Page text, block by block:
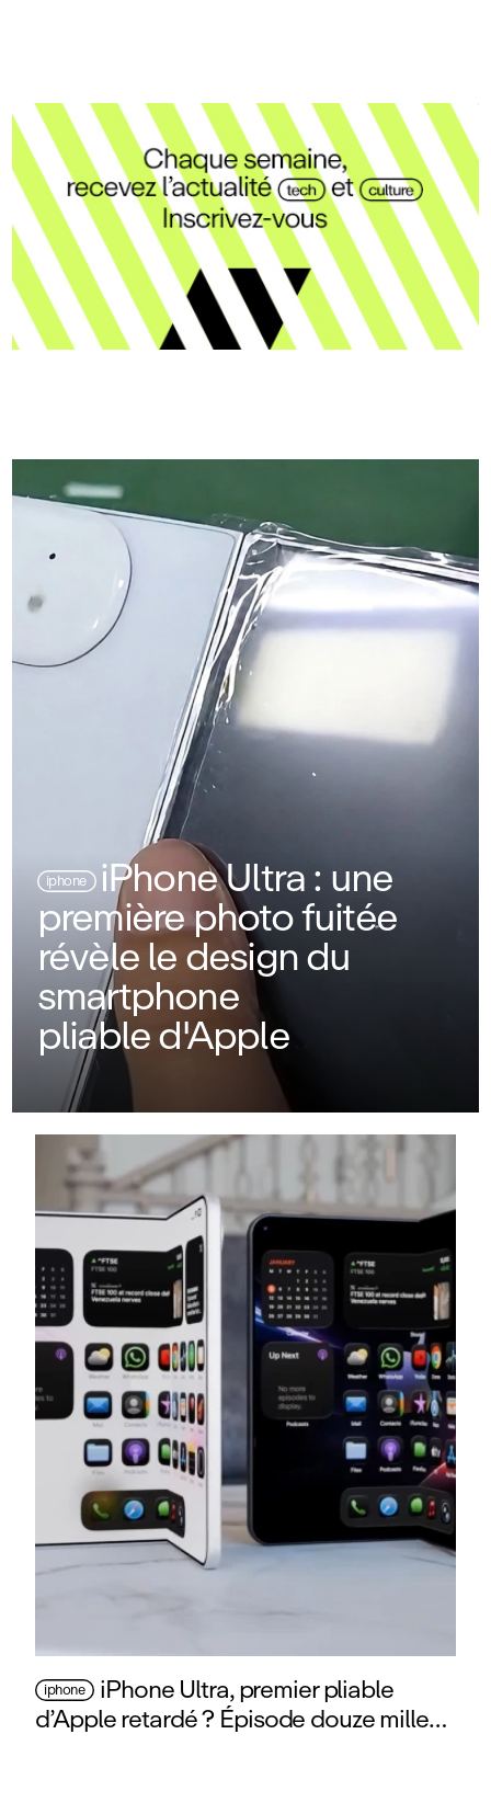
iphone iPhone Ultra : une
première photo fuitée
révèle le design du
smartphone
pliable d'Apple
iphone iPhone Ultra, premier pliable
d’Apple retardé ? Épisode douze mille…